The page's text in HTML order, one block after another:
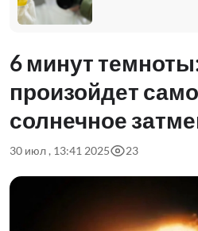
6 минут
произойдет
солнечное
30 июл , 13:41 2025 23